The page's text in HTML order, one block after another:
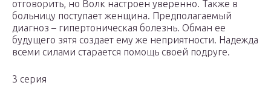
отговорить, но Волк настроен уверенно. Также в
больницу поступает женщина. Предполагаемый
диагноз – гипертоническая болезнь. Обман ее
будущего зятя создает ему же неприятности. Надежда
всеми силами старается помощь своей подруге.
3 серия